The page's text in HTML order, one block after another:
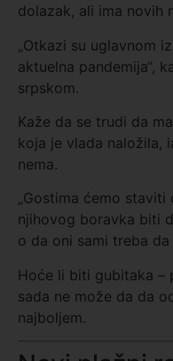
dolazak, ali ima novih
„Otkazi su uglavnom
aktuelna pandemija“,
srpskom.
Kaže da se trudi da
koja je vlada naložila,
nema.
„Gostima ćemo
njihovog boravka biti
o da oni sami treba
Hoće li biti gubitaka –
sada ne može da da
najboljem.